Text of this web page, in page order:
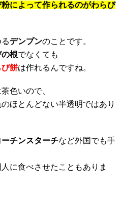
によって作られるのがわらび
デンプンのことです。
根でなくても
餅は作れるんですね。
色いので、
ほとんどない半透明ではあり
ーチンスターチなど外国でも手
に食べさせたこともありま